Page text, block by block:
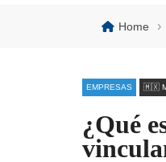
Home ›
EMPRESAS 🇲🇽
¿Qué